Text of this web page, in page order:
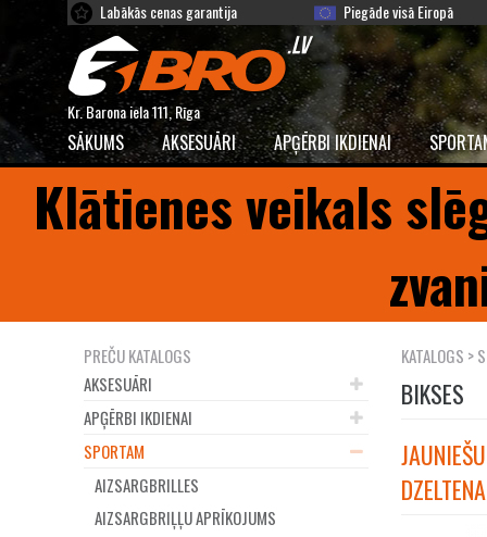
Labākās cenas garantija Piegāde visā Eiropā
Kr. Barona iela 111, Rīga
SĀKUMS AKSESUĀRI APĢĒRBI IKDIENAI
Klātienes veikals
PREČU KATALOGS
AKSESUĀRI
APĢĒRBI IKDIENAI
SPORTAM
AIZSARGBRILLES
AIZSARGBRIĻĻU APRĪKOJUMS
KATALOGS >
BIKSES